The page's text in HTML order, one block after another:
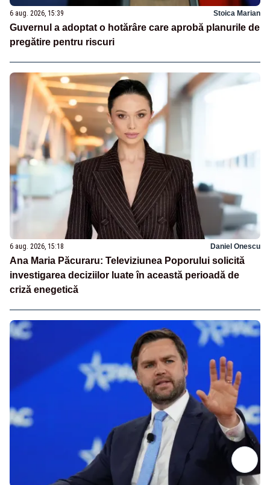
6 aug. 2026, 15:39 Stoica Marian
Guvernul a adoptat o hotărâre care aprobă planurile de
pregătire pentru riscuri
6 aug. 2026, 15:18 Daniel Onescu
Ana Maria Păcuraru: Televiziunea Poporului solicită
investigarea deciziilor luate în această perioadă de
criză enegetică